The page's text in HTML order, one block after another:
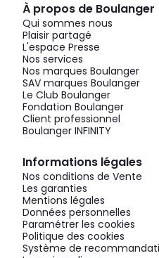
À propos de Boulanger
Qui sommes nous
Plaisir partagé
L'espace Presse
Nos services
Nos marques Boulanger
SAV marques Boulanger
Le Club Boulanger
Fondation Boulanger
Client professionnel
Boulanger INFINITY
Informations légales
Nos conditions de Vente
Les garanties
Mentions légales
Données personnelles
Paramétrer les cookies
Politique des cookies
Système de